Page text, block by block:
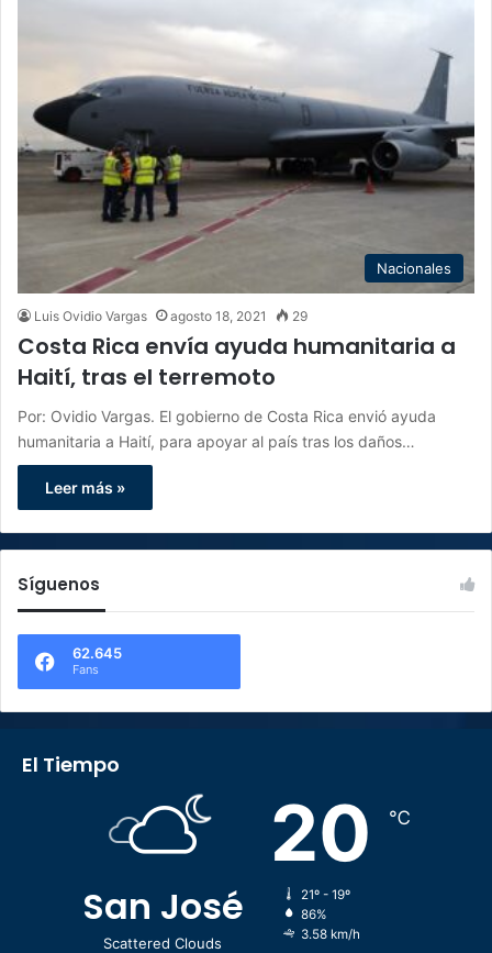
Nacionales
Luis Ovidio Vargas agosto 18, 2021 29
Costa Rica envía ayuda humanitaria a
Haití, tras el terremoto
Por: Ovidio Vargas. El gobierno de Costa Rica envió ayuda
humanitaria a Haití, para apoyar al país tras los daños…
Leer más »
Síguenos
62.645
Fans
El Tiempo
San José
Scattered Clouds
20 ℃
21º - 19º
86%
3.58 km/h